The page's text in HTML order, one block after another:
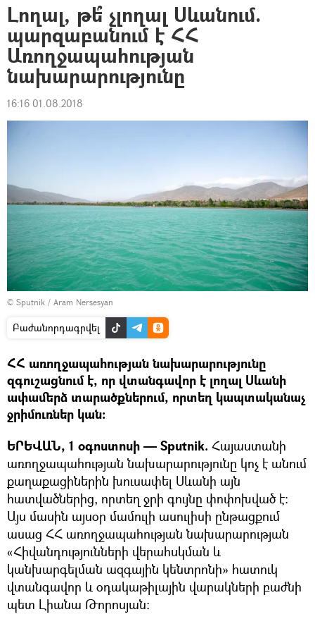
Լողալ, թե՞ չլողալ Սևանում.
պարզաբանում է ՀՀ
Առողջապահության
նախարարությունը
16:16 01.08.2018
© Sputnik / Aram Nersesyan
Բաժանորդագրվել
ՀՀ առողջապահության նախարարությունը
զգուշացնում է, որ վտանգավոր է լողալ Սևանի
ափամերձ տարածքներում, որտեղ կապտականաչ
ջրիմուռներ կան։
ԵՐԵՎԱՆ, 1 օգոստոսի — Sputnik. Հայաստանի
առողջապահության նախարարությունը կոչ է անում
քաղաքացիներին խուսափել Սևանի այն
հատվածներից, որտեղ ջրի գույնը փոփոխված է։
Այս մասին այսօր մամուլի ասուլիսի ընթացքում
ասաց ՀՀ առողջապահության նախարարության
«Հիվանդությունների վերահսկման և
կանխարգելման ազգային կենտրոնի» հատուկ
վտանգավոր և օդակաթիլային վարակների բաժնի
պետ Լիանա Թորոսյան։